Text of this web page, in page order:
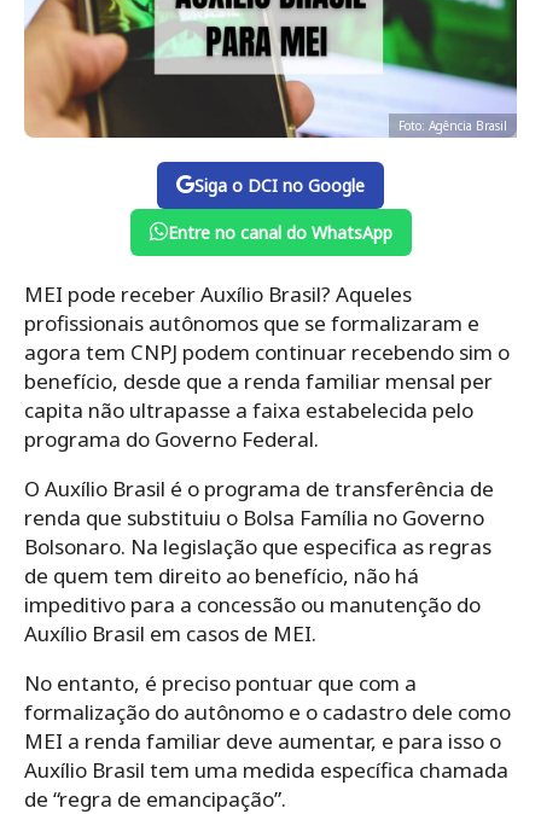
Foto: Agência Brasil
Siga o DCI no Google
Entre no canal do WhatsApp
MEI pode receber Auxílio Brasil? Aqueles
profissionais autônomos que se formalizaram e
agora tem CNPJ podem continuar recebendo sim o
benefício, desde que a renda familiar mensal per
capita não ultrapasse a faixa estabelecida pelo
programa do Governo Federal.
O Auxílio Brasil é o programa de transferência de
renda que substituiu o Bolsa Família no Governo
Bolsonaro. Na legislação que especifica as regras
de quem tem direito ao benefício, não há
impeditivo para a concessão ou manutenção do
Auxílio Brasil em casos de MEI.
No entanto, é preciso pontuar que com a
formalização do autônomo e o cadastro dele como
MEI a renda familiar deve aumentar, e para isso o
Auxílio Brasil tem uma medida específica chamada
de “regra de emancipação”.